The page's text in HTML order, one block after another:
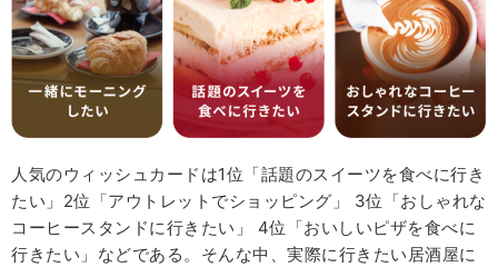
人気のウィッシュカードは1位「話題のスイーツを食べに行き
たい」2位「アウトレットでショッピング」 3位「おしゃれな
コーヒースタンドに行きたい」 4位「おいしいピザを食べに
行きたい」などである。そんな中、実際に行きたい居酒屋に